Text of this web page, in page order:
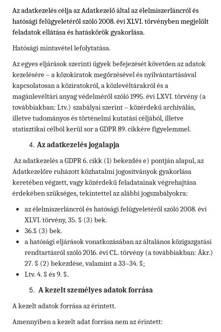
Az adatkezelés célja az Adatkezelő által az élelmiszerláncról és
hatósági felügyeletéről szóló 2008. évi XLVI. törvényben megjelölt
feladatok ellátása és hatáskörök gyakorlása.
Hatósági mintavétel lefolytatása.
Az egyes eljárások szerinti ügyek befejezését követően az adatok
kezelésére – a közokiratok megőrzésével és nyilvántartásával
kapcsolatosan a köziratokról, a közlevéltárakról és a
magánlevéltári anyag védelméről szóló 1995. évi LXVI. törvény (a
továbbiakban: Ltv.) szabályai szerint – közérdekű archiválás,
illetve tudományos és történelmi kutatási céljából, illetve
statisztikai célból kerül sor a GDPR 89. cikkére figyelemmel.
Az adatkezelés jogalapja
Az adatkezelés a GDPR 6. cikk (1) bekezdés e) pontján alapul, az
Adatkezelőre ruházott közhatalmi jogosítványok gyakorlása
keretében végzett, vagy közérdekű feladatainak végrehajtása
érdekében szükséges, tekintettel az alábbi jogszabályokra:
az élelmiszerláncról és hatósági felügyeletéről szóló 2008. évi
XLVI. törvény, 35. § (3) bek.
36.§ (3) bek.
a hatósági eljárások vonatkozásában az általános közigazgatási
rendtartásról szóló 2016. évi CL. törvény (a továbbiakban: Ákr.)
27. § (2) bekezdése, valamint a 33–34. §;
Ltv. 4. § és 9. §.
A kezelt személyes adatok forrása
A kezelt adatok forrása az érintett.
Amennyiben a kezelt adat forrása nem az érintett: